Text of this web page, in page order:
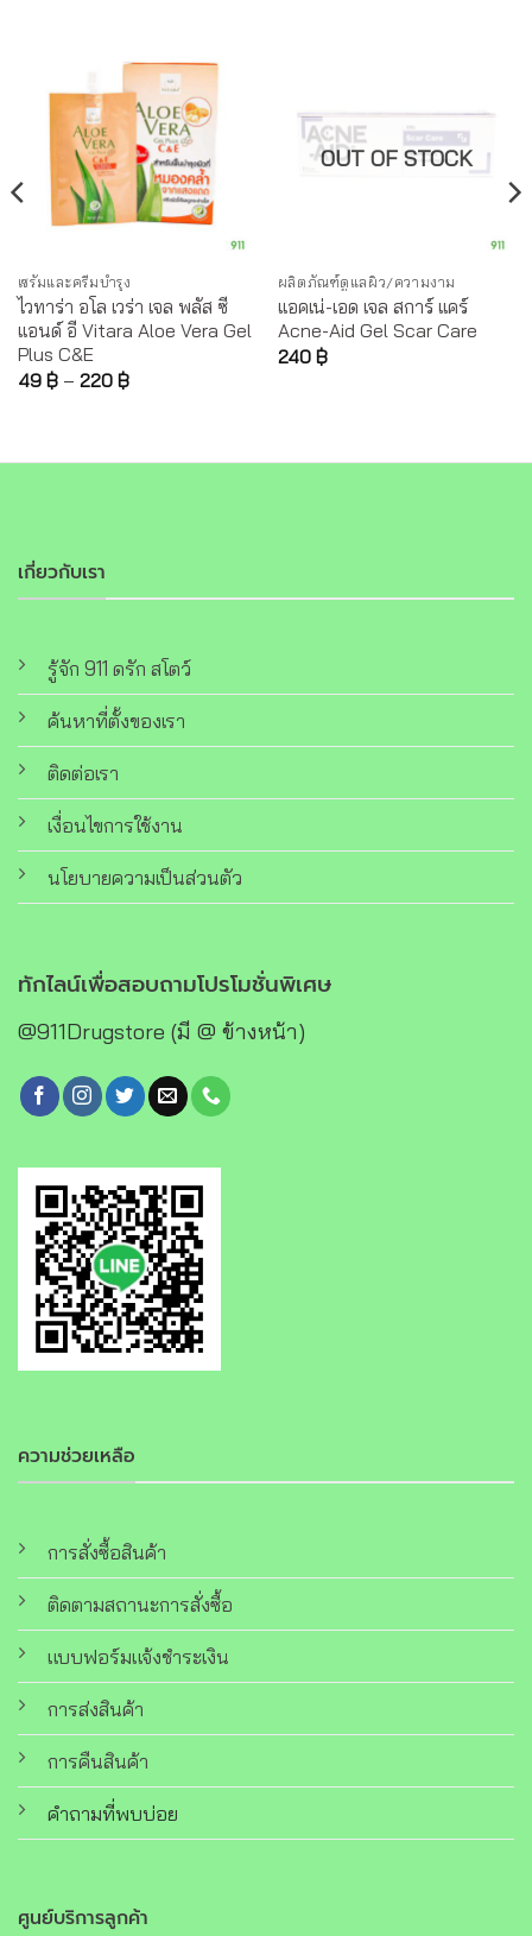
เซรั่มและครีมบำรุง
ไวทาร่า อโล เวร่า เจล พลัส ซี
แอนด์ อี Vitara Aloe Vera Gel
Plus C&E
49 ฿– 220 ฿
OUT OF STOCK
ผลิตภัณฑ์ดูแลผิว/ความงาม
แอคเน่-เอด เจล สการ์ แคร์
Acne-Aid Gel Scar Care
240 ฿
เกี่ยวกับเรา
รู้จัก 911 ดรัก สโตว์
ค้นหาที่ตั้งของเรา
ติดต่อเรา
เงื่อนไขการใช้งาน
นโยบายความเป็นส่วนตัว
ความช่วยเหลือ
การสั่งซื้อสินค้า
ติดตามสถานะการสั่งซื้อ
แบบฟอร์มแจ้งชำระเงิน
การส่งสินค้า
การคืนสินค้า
คำถามที่พบบ่อย
ศูนย์บริการลูกค้า
ทักไลน์เพื่อสอบถามโปรโมชั่นพิเศษ
@911Drugstore (มี @ ข้างหน้า)